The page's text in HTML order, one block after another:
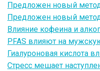
Предложен новый
Предложен новый
Влияние кофеина и
PFAS влияют на
Гиалуроновая кислота
Стресс мешает